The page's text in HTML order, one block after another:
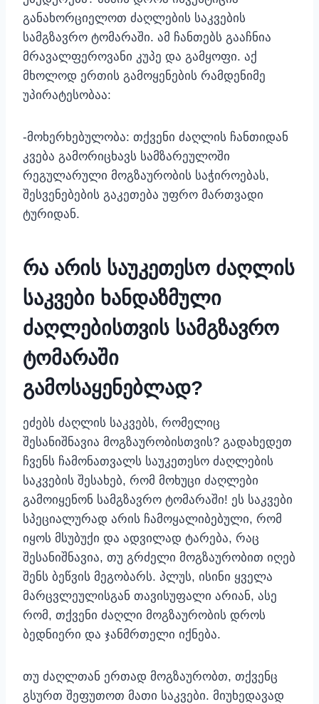
განახორციელოთ ძაღლების საკვების
სამგზავრო ტომარაში. ამ ჩანთებს გააჩნია
მრავალფეროვანი კუპე და გამყოფი. აქ
მხოლოდ ერთის გამოყენების რამდენიმე
უპირატესობაა:
-მოხერხებულობა: თქვენი ძაღლის ჩანთიდან
კვება გამორიცხავს სამზარეულოში
რეგულარული მოგზაურობის საჭიროებას,
შესვენებების გაკეთება უფრო მართვადი
ტურიდან.
რა არის საუკეთესო ძაღლის
საკვები ხანდაზმული
ძაღლებისთვის სამგზავრო
ტომარაში
გამოსაყენებლად?
ეძებს ძაღლის საკვებს, რომელიც
შესანიშნავია მოგზაურობისთვის? გადახედეთ
ჩვენს ჩამონათვალს საუკეთესო ძაღლების
საკვების შესახებ, რომ მოხუცი ძაღლები
გამოიყენონ სამგზავრო ტომარაში! ეს საკვები
სპეციალურად არის ჩამოყალიბებული, რომ
იყოს მსუბუქი და ადვილად ტარება, რაც
შესანიშნავია, თუ გრძელი მოგზაურობით იღებ
შენს ბეწვის მეგობარს. პლუს, ისინი ყველა
მარცვლეულისგან თავისუფალი არიან, ასე
რომ, თქვენი ძაღლი მოგზაურობის დროს
ბედნიერი და ჯანმრთელი იქნება.
თუ ძაღლთან ერთად მოგზაურობთ, თქვენც
გსურთ შეფუთოთ მათი საკვები. მიუხედავად